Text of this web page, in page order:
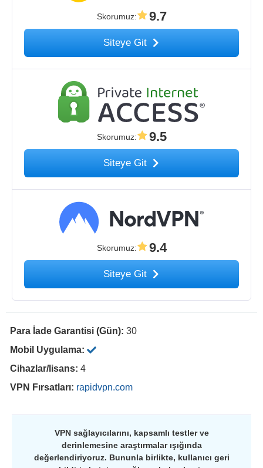
Skorumuz: 9.7
Siteye Git
Skorumuz: 9.5
Siteye Git
Skorumuz: 9.4
Siteye Git
Para İade Garantisi (Gün): 30
Mobil Uygulama:
Cihazlar/lisans: 4
VPN Fırsatları: rapidvpn.com
VPN sağlayıcılarını, kapsamlı testler ve
derinlemesine araştırmalar ışığında
değerlendiriyoruz. Bununla birlikte, kullanıcı geri